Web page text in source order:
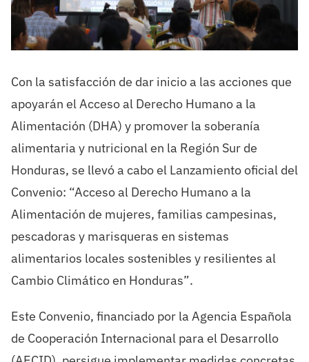
Con la satisfacción de dar inicio a las acciones que
apoyarán elAcceso al Derecho Humano a la
Alimentación (DHA) y promover la soberanía
alimentaria y nutricionalen la Región Sur de
Honduras, se llevó a cabo el Lanzamiento oficial del
Convenio: “Acceso al Derecho Humano a la
Alimentación de mujeres, familias campesinas,
pescadoras y marisqueras en sistemas
alimentarios locales sostenibles y resilientes al
Cambio Climático en Honduras”.
Este Convenio, financiado por la Agencia Española
de Cooperación Internacional para el Desarrollo